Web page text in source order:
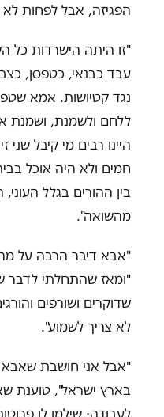
הפגיזה, אבל לפחות
"זו היתה הישרדות
עבד כבנאי, כטפסן,
נגד קטיושות. אמא
ללחם ולשמנת, ושמנת
היינו רבים מי קיבל שני
חמים ולא היה אוכל
בין ההורים בגלל
מהשואה".
"אבא דיבר הרבה על
"ומאז שהתחלתי לדבר
שדוקרים ושורפים
לא צריך לשמוע".
"אבל אני חושבת
בארץ ישראל", טוענת